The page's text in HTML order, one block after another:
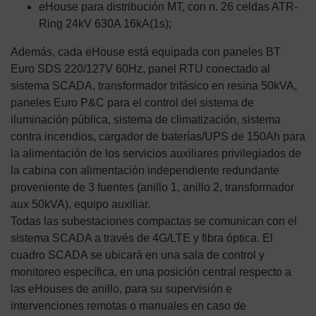
eHouse para distribución MT, con n. 26 celdas ATR-
Ring 24kV 630A 16kA(1s);
Además, cada eHouse está equipada con paneles BT
Euro SDS 220/127V 60Hz, panel RTU conectado al
sistema SCADA, transformador trifásico en resina 50kVA,
paneles Euro P&C para el control del sistema de
iluminación pública, sistema de climatización, sistema
contra incendios, cargador de baterías/UPS de 150Ah para
la alimentación de los servicios auxiliares privilegiados de
la cabina con alimentación independiente redundante
proveniente de 3 fuentes (anillo 1, anillo 2, transformador
aux 50kVA), equipo auxiliar.
Todas las subestaciones compactas se comunican con el
sistema SCADA a través de 4G/LTE y fibra óptica. El
cuadro SCADA se ubicará en una sala de control y
monitoreo específica, en una posición central respecto a
las eHouses de anillo, para su supervisión e
intervenciones remotas o manuales en caso de